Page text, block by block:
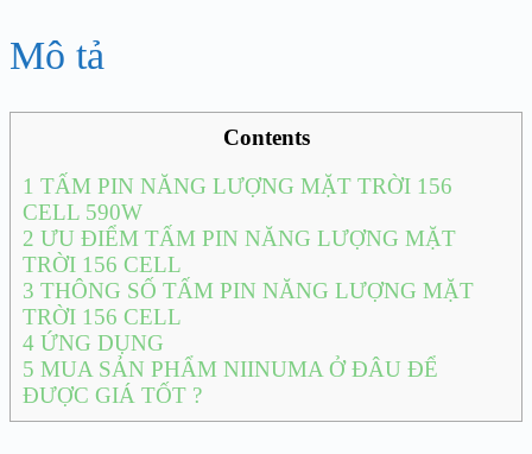
Mô tả
Contents
1 TẤM PIN NĂNG LƯỢNG MẶT TRỜI 156
CELL 590W
2 ƯU ĐIỂM TẤM PIN NĂNG LƯỢNG MẶT
TRỜI 156 CELL
3 THÔNG SỐ TẤM PIN NĂNG LƯỢNG MẶT
TRỜI 156 CELL
4 ỨNG DỤNG
5 MUA SẢN PHẨM NIINUMA Ở ĐÂU ĐỂ
ĐƯỢC GIÁ TỐT ?